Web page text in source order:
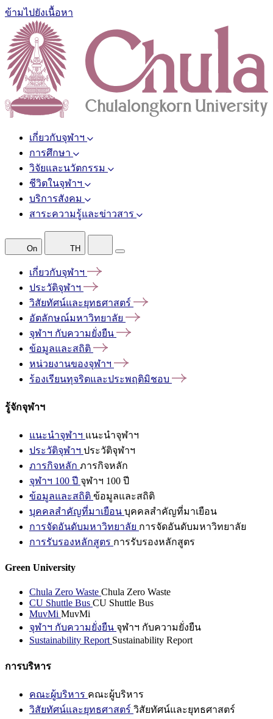
ข้ามไปยังเนื้อหา
เกี่ยวกับจุฬาฯ
การศึกษา
วิจัยและนวัตกรรม
ชีวิตในจุฬาฯ
บริการสังคม
สาระความรู้และข่าวสาร
On TH
เกี่ยวกับจุฬาฯ
ประวัติจุฬาฯ
วิสัยทัศน์และยุทธศาสตร์
อัตลักษณ์มหาวิทยาลัย
จุฬาฯ กับความยั่งยืน
ข้อมูลและสถิติ
หน่วยงานของจุฬาฯ
ร้องเรียนทุจริตและประพฤติมิชอบ
รู้จักจุฬาฯ
แนะนำจุฬาฯ แนะนำจุฬาฯ
ประวัติจุฬาฯ ประวัติจุฬาฯ
ภารกิจหลัก ภารกิจหลัก
จุฬาฯ 100 ปี จุฬาฯ 100 ปี
ข้อมูลและสถิติ ข้อมูลและสถิติ
บุคคลสำคัญที่มาเยือน บุคคลสำคัญที่มาเยือน
การจัดอันดับมหาวิทยาลัย การจัดอันดับมหาวิทยาลัย
การรับรองหลักสูตร การรับรองหลักสูตร
Green University
Chula Zero Waste Chula Zero Waste
CU Shuttle Bus CU Shuttle Bus
MuvMi MuvMi
จุฬาฯ กับความยั่งยืน จุฬาฯ กับความยั่งยืน
Sustainability Report Sustainability Report
การบริหาร
คณะผู้บริหาร คณะผู้บริหาร
วิสัยทัศน์และยุทธศาสตร์ วิสัยทัศน์และยุทธศาสตร์